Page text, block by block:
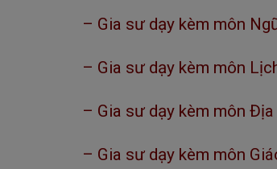
– Gia sư dạy kèm môn
– Gia sư dạy kèm môn
– Gia sư dạy kèm môn
– Gia sư dạy kèm môn